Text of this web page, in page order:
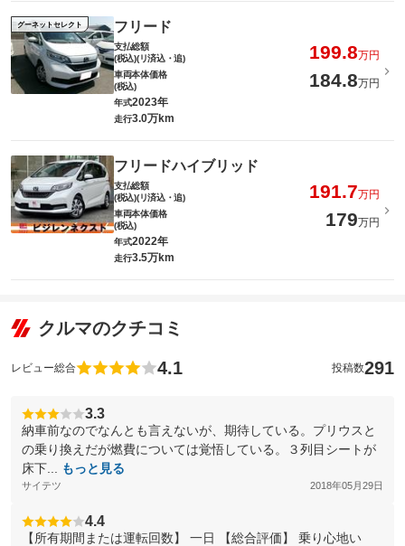
グーネットセレクト フリード
支払総額
(税込)(リ済込・追)
199.8万円
車両本体価格
(税込)
184.8万円
年式2023年
走行3.0万km
フリードハイブリッド
支払総額
(税込)(リ済込・追)
191.7万円
車両本体価格
(税込)
179万円
年式2022年
走行3.5万km
クルマのクチコミ
レビュー総合 4.1 投稿数291
3.3
納車前なのでなんとも言えないが、期待している。プリウスと
の乗り換えだが燃費については覚悟している。３列目シートが
床下...
もっと見る
サイテツ 2018年05月29日
4.4
【所有期間または運転回数】 一日 【総合評価】 乗り心地い